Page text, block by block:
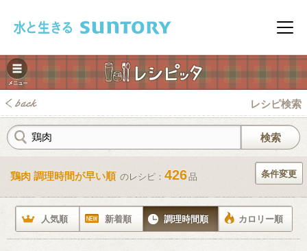
メニ
レシピ検索
鶏肉 調理時間が早い順 のレシピ： 426品 条件変更
人気順 新着順 調理時間順 カロリー順